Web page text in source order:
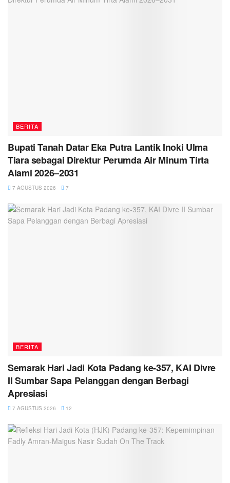
BERITA
Bupati Tanah Datar Eka Putra Lantik Inoki Ulma
Tiara sebagai Direktur Perumda Air Minum Tirta
Alami 2026–2031
7 AGUSTUS 2026 7
BERITA
Semarak Hari Jadi Kota Padang ke-357, KAI Divre
II Sumbar Sapa Pelanggan dengan Berbagi
Apresiasi
7 AGUSTUS 2026 12